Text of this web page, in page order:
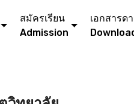
สมัครเรียน
Admission
เอกสารด